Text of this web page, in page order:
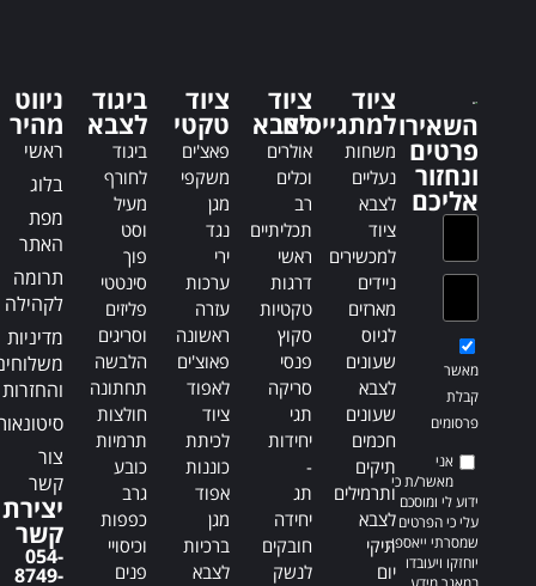
t
i
v
t
i
השאירו
פרטים
ונחזור
אליכם
מאשר
קבלת
פרסומים
אני
מאשר/ת כי
ידוע לי ומוסכם
עלי כי הפרטים
שמסרתי ייאספו,
יוחזקו ויעובדו
ציוד
למתגייסים
משחות
נעליים
לצבא
ציוד
למכשירים
ניידים
מארזים
לגיוס
שעונים
לצבא
שעונים
חכמים
תיקים
ותרמילים
לצבא
תיקי
יום
ציוד
לצבא
אולרים
וכלים
רב
תכליתיים
ראשי
דרגות
טקטיות
סקוץ
פנסי
סריקה
תגי
יחידות
-
תג
יחידה
חובקים
לנשק
ציוד
טקטי
פאצ'ים
משקפי
מגן
נגד
ירי
ערכות
עזרה
ראשונה
פאוצ'ים
לאפוד
ציוד
לכיתת
כוננות
אפוד
מגן
ברכיות
לצבא
ביגוד
לצבא
ביגוד
לחורף
מעיל
וסט
פוך
סינטטי
פליזים
וסריגים
הלבשה
תחתונה
חולצות
תרמיות
כובע
גרב
כפפות
וכיסויי
פנים
ניווט
מהיר
ראשי
בלוג
מפת
האתר
תרומה
לקהילה
מדיניות
והחזרות
צור
קשר
יצירת
קשר
054-
8749-